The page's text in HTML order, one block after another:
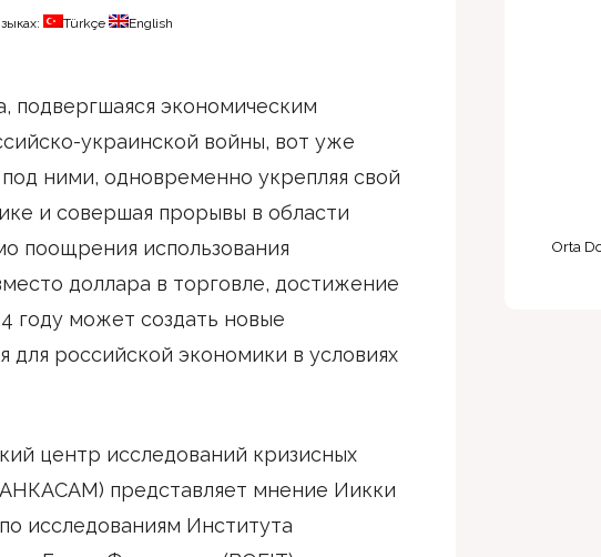
Türkçe English
подвергшаяся экономическим
украинской войны, вот уже
ними, одновременно укрепляя свой
и совершая прорывы в области
поощрения использования
доллара в торговле, достижение
году может создать новые
для российской экономики в условиях
центр исследований кризисных
представляет мнение Иикки
исследованиям Института
Orta